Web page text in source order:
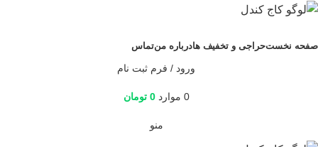
صفحه نخستحراجی و تخفیف هادرباره منتماس
ورود / فرم ثبت نام
0 موارد 0 تومان
منو